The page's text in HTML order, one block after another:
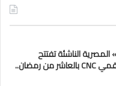
المصرية الناشئة تفتتح
مصنعها الجديد لتصنيع ماكينات التحكم الرقمي CNC بالعاشر من رمضان..